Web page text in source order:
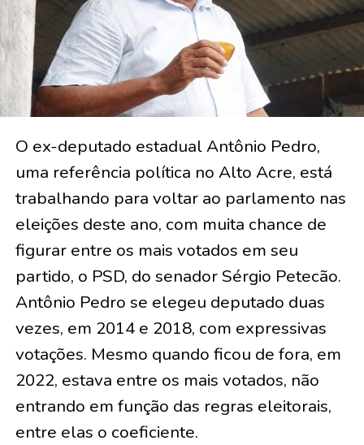
O ex-deputado estadual Antônio Pedro,
uma referência política no Alto Acre, está
trabalhando para voltar ao parlamento nas
eleições deste ano, com muita chance de
figurar entre os mais votados em seu
partido, o PSD, do senador Sérgio Petecão.
Antônio Pedro se elegeu deputado duas
vezes, em 2014 e 2018, com expressivas
votações. Mesmo quando ficou de fora, em
2022, estava entre os mais votados, não
entrando em função das regras eleitorais,
entre elas o coeficiente.